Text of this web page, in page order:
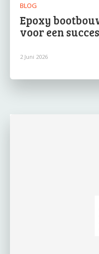
BLOG
Epoxy
voor een
2 Juni 2026